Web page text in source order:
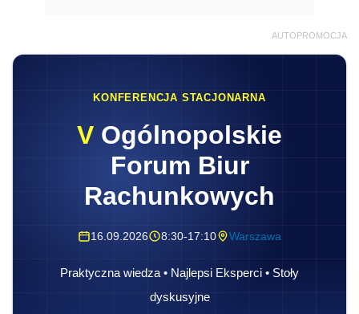
AUTOPROMOCJA
KONFERENCJA STACJONARNA
V Ogólnopolskie
Forum Biur
Rachunkowych
16.09.2026 8:30-17:10 Warszawa
Praktyczna wiedza • Najlepsi Eksperci • Stoły
dyskusyjne